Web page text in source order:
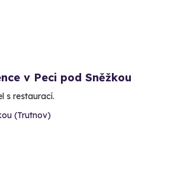
v Peci pod Sněžkou
s restaurací.
(Trutnov)